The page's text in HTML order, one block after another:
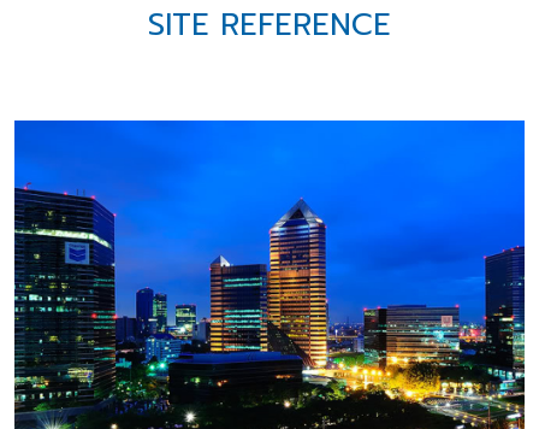
SITE REFERENCE